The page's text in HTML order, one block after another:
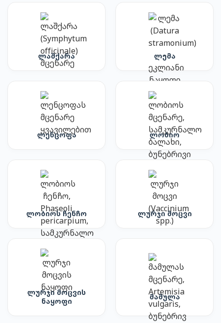
ლაშქარა ლემა
ლენცოფა ლობიო
ლობიოს ჩენჩო ლურჯი მოცვი
ლურჯი მოცვის
ნაყოფი
მამულა